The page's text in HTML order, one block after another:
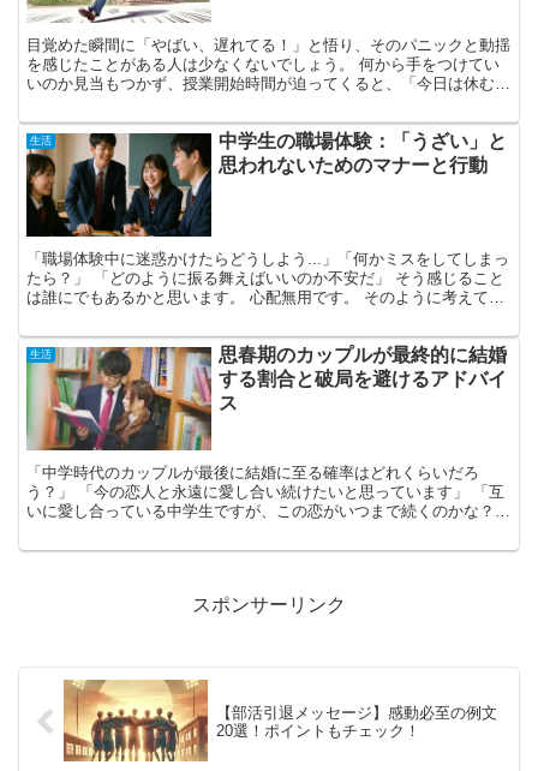
目覚めた瞬間に「やばい、遅れてる！」と悟り、そのパニックと動揺
を感じたことがある人は少なくないでしょう。 何から手をつけてい
いのか見当もつかず、授業開始時間が迫ってくると、「今日は休むか
生活
中学生の職場体験：「うざい」と
思われないためのマナーと行動
「職場体験中に迷惑かけたらどうしよう...」「何かミスをしてしまっ
たら？」 「どのように振る舞えばいいのか不安だ」 そう感じること
は誰にでもあるかと思います。 心配無用です。 そのように考えてい
生活
思春期のカップルが最終的に結婚
する割合と破局を避けるアドバイ
ス
「中学時代のカップルが最後に結婚に至る確率はどれくらいだろ
う？」 「今の恋人と永遠に愛し合い続けたいと思っています」 「互
いに愛し合っている中学生ですが、この恋がいつまで続くのかな？」
スポンサーリンク
【部活引退メッセージ】感動必至の例文
20選！ポイントもチェック！